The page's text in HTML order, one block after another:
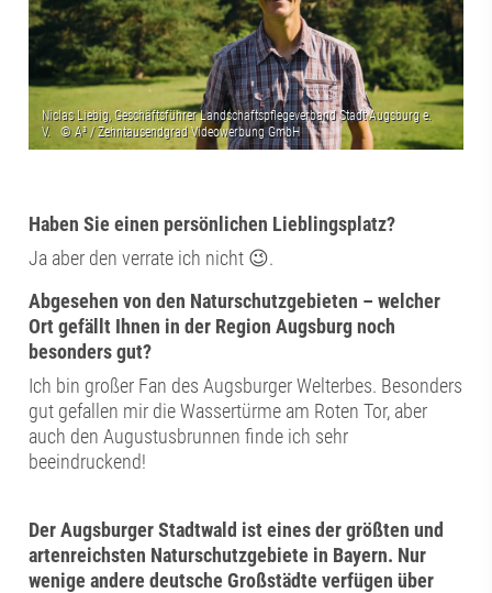
Haben Sie einen persönlichen Lieblingsplatz?
Ja aber den verrate ich nicht 😉.
Abgesehen von den Naturschutzgebieten – welcher
Ort gefällt Ihnen in der Region Augsburg noch
besonders gut?
Ich bin großer Fan des Augsburger Welterbes. Besonders
gut gefallen mir die Wassertürme am Roten Tor, aber
auch den Augustusbrunnen finde ich sehr
beeindruckend!
Der Augsburger Stadtwald ist eines der größten und
artenreichsten Naturschutzgebiete in Bayern. Nur
wenige andere deutsche Großstädte verfügen über